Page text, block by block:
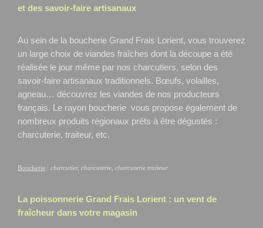
et des savoir-faire artisanaux
Au sein de la boucherie Grand Frais Lorient, vous trouverez
un large choix de viandes fraîches dont la découpe a été
réalisée le jour même par nos charcutiers, selon des
savoir-faire artisanaux traditionnels. Bœufs, volailles,
agneau… découvrez les viandes de nos producteurs
français. Le rayon boucherie vous propose également de
nombreux produits régionaux prêts à être dégustés :
charcuterie, traiteur, etc.
Boucherie : charcutier, charcuterie, charcuterie traiteur
La poissonnerie Grand Frais Lorient : un vent de
fraîcheur dans votre magasin